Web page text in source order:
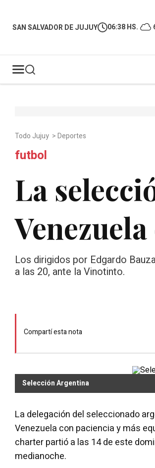
SAN SALVADOR DE JUJUY 06:38 HS.
Todo Jujuy >Deportes
futbol
La
Los dirigidos por Edgardo
a las 20, ante la Vinotinto.
Compartí esta nota
Selección Argentina
La delegación del seleccionado
Venezuela con paciencia y más
charter partió a las 14 de este
medianoche.